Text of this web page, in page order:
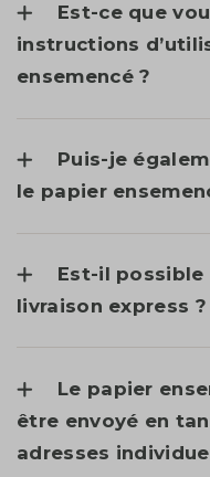
Est-ce que
instructions
ensemencé ?
Puis-je
le papier
Est-il
livraison express ?
Le papier
être envoyé en
adresses